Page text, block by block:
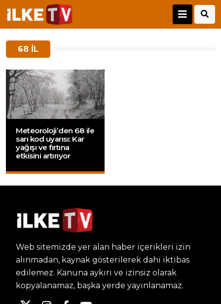
68 IL
Meteoroloji’den 68 ile
sarı kod uyarısı: Kar
yağışı ve fırtına
etkisini artırıyor
Web sitemizde yer alan haber içerikleri izin
alınmadan, kaynak gösterilerek dahi iktibas
edilemez. Kanuna aykırı ve izinsiz olarak
kopyalanamaz, başka yerde yayınlanamaz.